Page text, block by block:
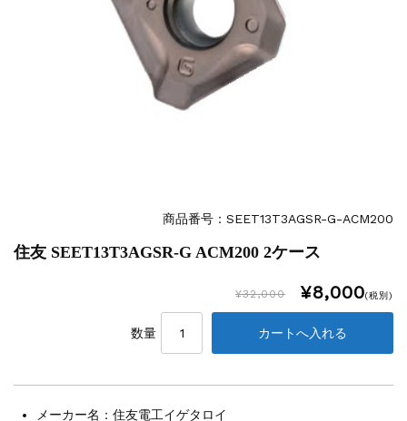
立形マシニングセンター
2026.7.1
OKK 立形マシニングセンター VM7Ⅲ...
立形マシニングセンター
2026.7.1
OKK 立形マシニングセンター VM7Ⅲ...
ミマキエンジニアリング NC彫刻機 ME...
ダイヘン 交直両用TIG溶接機 AVP-...
ダイヘン デジタルパルスMAG/MIG溶...
2026.4.28
ホーコス 4軸マシニングセンター NJ5...
森精機 立形マシニングセンター NV50...
2026.4.19
商品番号：SEET13T3AGSR-G-ACM200
住友 SEET13T3AGSR-G ACM200 2ケース
¥32,000 ¥8,000(税別)
数量
メーカー名： 住友電工イゲタロイ